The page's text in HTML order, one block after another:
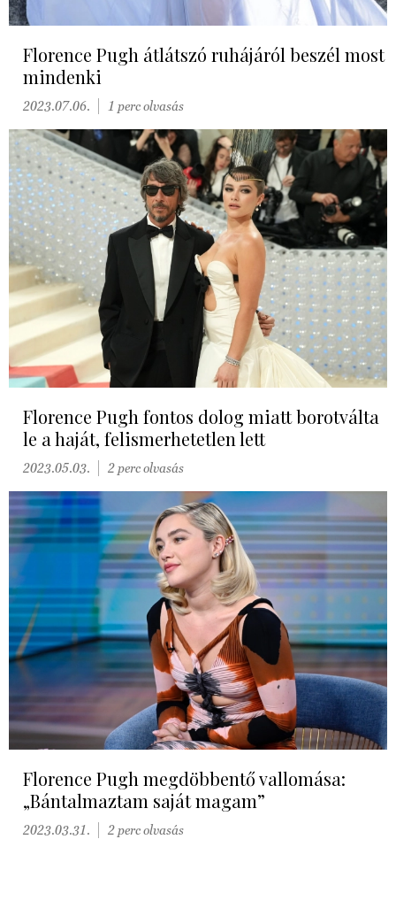
Florence Pugh átlátszó ruhájáról beszél most
mindenki
2023.07.06. 1 perc olvasás
Florence Pugh fontos dolog miatt borotválta
le a haját, felismerhetetlen lett
2023.05.03. 2 perc olvasás
Florence Pugh megdöbbentő vallomása:
„Bántalmaztam saját magam”
2023.03.31. 2 perc olvasás